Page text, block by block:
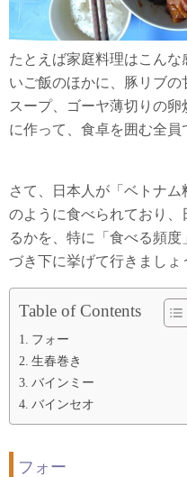
たとえば家庭料理はこんな
いご飯のほかに、豚リブ
スープ、ゴーヤ薄切りの
に作って、食卓を囲む全員
さて、日本人が「ベトナ
のように食べられており
るかを、特に「食べる頻
づき下に挙げて行きましょ
Table of Contents
フォー
生春巻き
バインミー
バインセオ
フォー